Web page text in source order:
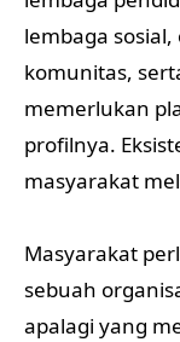
lembaga
komunitas,
memerlukan
profilnya.
masyarakat
Masyarakat
sebuah
apalagi yang